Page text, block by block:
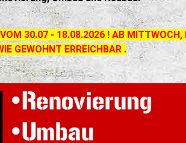
30.07 - 18.08.2026 ! AB MITTWOCH,
GEWOHNT ERREICHBAR .